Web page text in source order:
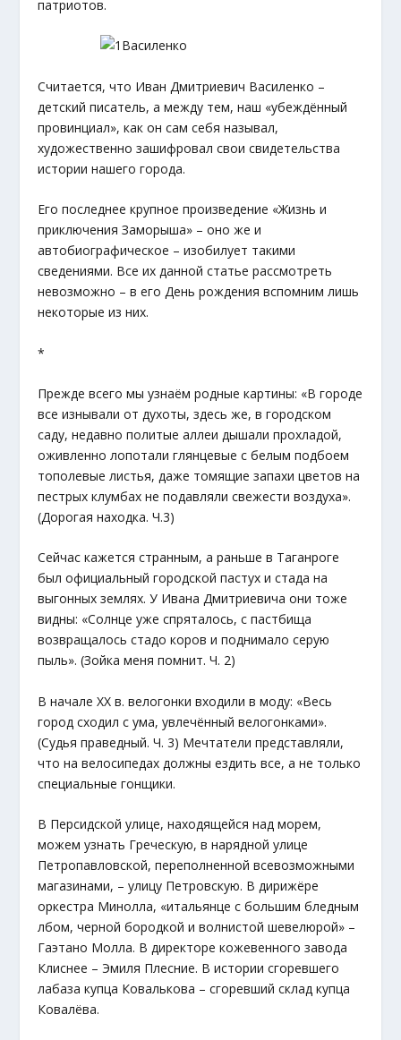
патриотов.
Считается, что Иван Дмитриевич Василенко –
детский писатель, а между тем, наш «убеждённый
провинциал», как он сам себя называл,
художественно зашифровал свои свидетельства
истории нашего города.
Его последнее крупное произведение «Жизнь и
приключения Заморыша» – оно же и
автобиографическое – изобилует такими
сведениями. Все их данной статье рассмотреть
невозможно – в его День рождения вспомним лишь
некоторые из них.
*
Прежде всего мы узнаём родные картины: «В городе
все изнывали от духоты, здесь же, в городском
саду, недавно политые аллеи дышали прохладой,
оживленно лопотали глянцевые с белым подбоем
тополевые листья, даже томящие запахи цветов на
пестрых клумбах не подавляли свежести воздуха».
(Дорогая находка. Ч.3)
Сейчас кажется странным, а раньше в Таганроге
был официальный городской пастух и стада на
выгонных землях. У Ивана Дмитриевича они тоже
видны: «Солнце уже спряталось, с пастбища
возвращалось стадо коров и поднимало серую
пыль». (Зойка меня помнит. Ч. 2)
В начале XX в. велогонки входили в моду: «Весь
город сходил с ума, увлечённый велогонками».
(Судья праведный. Ч. 3) Мечтатели представляли,
что на велосипедах должны ездить все, а не только
специальные гонщики.
В Персидской улице, находящейся над морем,
можем узнать Греческую, в нарядной улице
Петропавловской, переполненной всевозможными
магазинами, – улицу Петровскую. В дирижёре
оркестра Минолла, «итальянце с большим бледным
лбом, черной бородкой и волнистой шевелюрой» –
Гаэтано Молла. В директоре кожевенного завода
Клиснее – Эмиля Плесние. В истории сгоревшего
лабаза купца Ковалькова – сгоревший склад купца
Ковалёва.